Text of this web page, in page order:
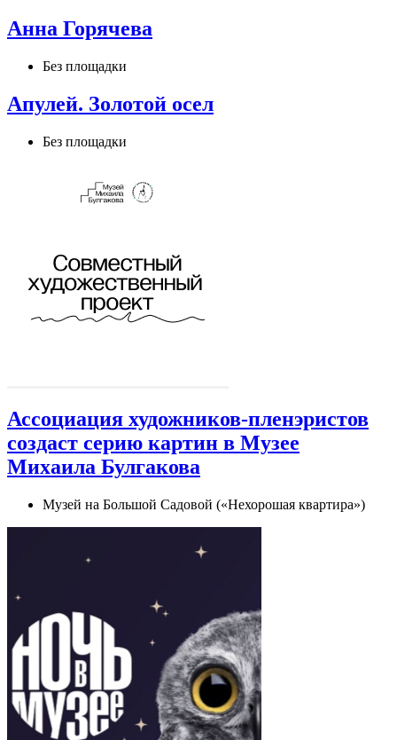
Анна Горячева
Без площадки
Апулей. Золотой осел
Без площадки
Ассоциация художников‑пленэристов
создаст серию картин в Музее
Михаила Булгакова
Музей на Большой Садовой («Нехорошая квартира»)